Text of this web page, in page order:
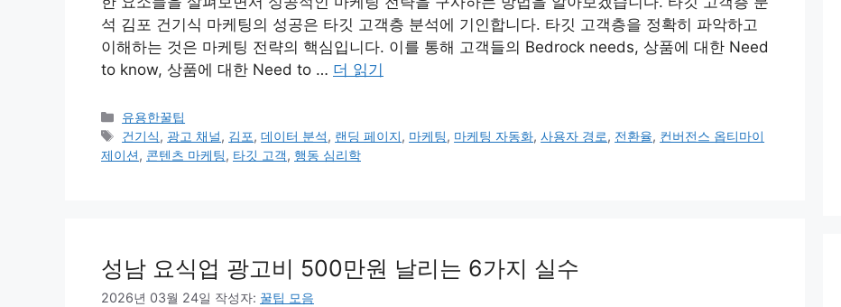
석 김포 건기식 마케팅의 성공은 타깃 고객층 분석에 기인합니다. 타깃 고객층을 정확히 파악하고
이해하는 것은 마케팅 전략의 핵심입니다. 이를 통해 고객들의 Bedrock needs, 상품에 대한 Need
to know, 상품에 대한 Need to … 더 읽기
카
테
고
유용한꿀팁
태
그
건기식, 광고 채널, 김포,데이터 분석, 랜딩 페이지, 마케팅, 마케팅 자동화,사용자 경로, 전환율, 컨버전스 옵티마이
제이션, 콘텐츠 마케팅, 타깃 고객, 행동 심리학
성남 요식업 광고비 500만원 날리는 6가지 실수
2026년 03월 24일 작성자: 꿀팁 모음